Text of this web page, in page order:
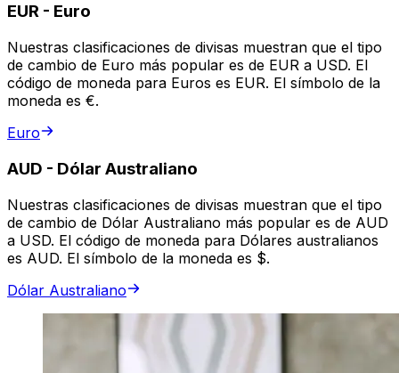
EUR - Euro
Nuestras clasificaciones de divisas muestran que el tipo
de cambio de Euro más popular es de EUR a USD. El
código de moneda para Euros es EUR. El símbolo de la
moneda es €.
Euro
AUD - Dólar Australiano
Nuestras clasificaciones de divisas muestran que el tipo
de cambio de Dólar Australiano más popular es de AUD
a USD. El código de moneda para Dólares australianos
es AUD. El símbolo de la moneda es $.
Dólar Australiano